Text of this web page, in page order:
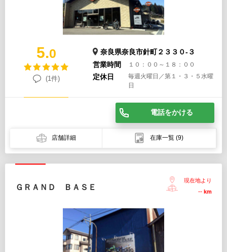
5.0
(1件)
奈良県奈良市針町２３３０-３
営業時間
１０：００～１８：００
定休日
毎週火曜日／第１・３・５水曜
日
電話をかける
店舗詳細 在庫一覧 (9)
ＧＲＡＮＤ ＢＡＳＥ
現在地より
-- km